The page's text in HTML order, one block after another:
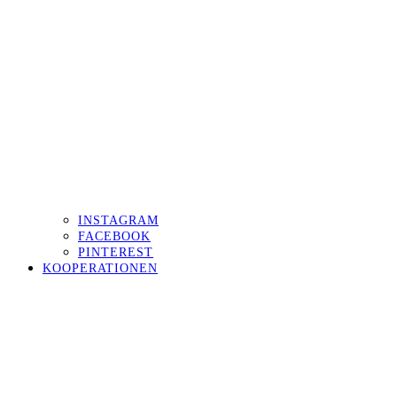
INSTAGRAM
FACEBOOK
PINTEREST
KOOPERATIONEN